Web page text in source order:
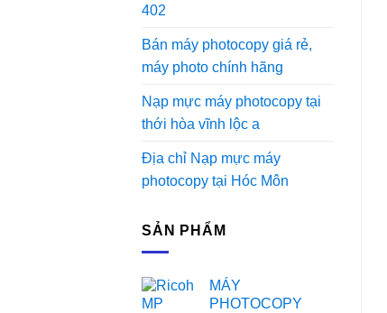
402
Bán máy photocopy giá rẻ,
máy photo chính hãng
Nạp mực máy photocopy tại
thới hòa vĩnh lộc a
Địa chỉ Nạp mực máy
photocopy tại Hóc Môn
SẢN PHẨM
MÁY
PHOTOCOPY